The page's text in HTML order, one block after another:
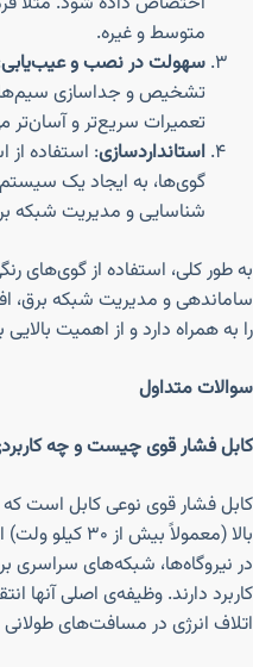
متوسط و غیره.
سهولت در نصب و عیب‌یابی
تشخیص و جداسازی سیم‌ها
تعمیرات سریع‌تر و آسان‌تر
استانداردسازی: استفاده از
گوی‌ها، به ایجاد یک سیستم
شناسایی و مدیریت شبکه
به طور کلی، استفاده از گوی‌های
ساماندهی و مدیریت شبکه برق،
را به همراه دارد و از اهمیت
سوالات متداول
کابل فشار قوی چیست و چه
کابل فشار قوی نوعی کابل است که
بالا (معمولاً
در نیروگاه‌ها، شبکه‌های
کاربرد دارند. وظیفه‌ی اصلی آنها
اتلاف انرژی در مسافت‌های